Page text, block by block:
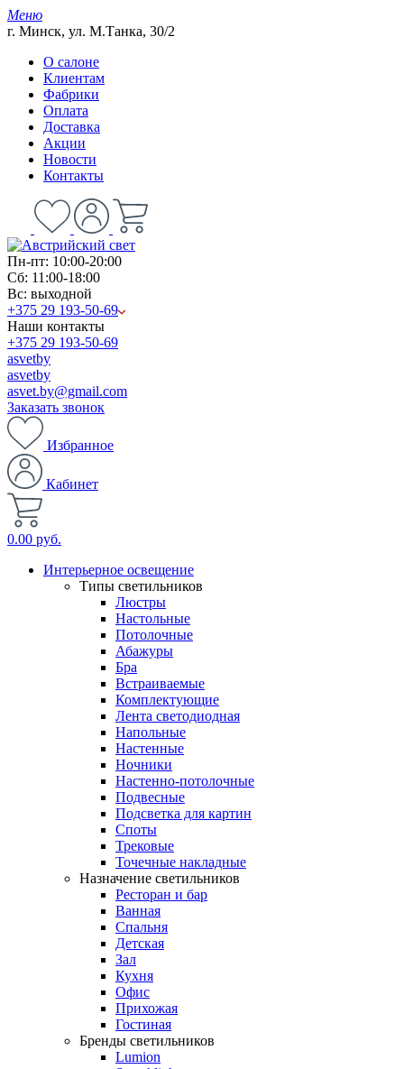
Меню
г. Минск, ул. М.Танка, 30/2
О салоне
Клиентам
Фабрики
Оплата
Доставка
Акции
Новости
Контакты
Пн-пт: 10:00-20:00
Сб: 11:00-18:00
Вс: выходной
+375 29 193-50-69
Наши контакты
+375 29 193-50-69
asvetby
asvetby
asvet.by@gmail.com
Заказать звонок
Избранное
Кабинет
0.00 руб.
Интерьерное освещение
Типы светильников
Люстры
Настольные
Потолочные
Абажуры
Бра
Встраиваемые
Комплектующие
Лента светодиодная
Напольные
Настенные
Ночники
Настенно-потолочные
Подвесные
Подсветка для картин
Споты
Трековые
Точечные накладные
Назначение светильников
Ресторан и бар
Ванная
Спальня
Детская
Зал
Кухня
Офис
Прихожая
Гостиная
Бренды светильников
Lumion